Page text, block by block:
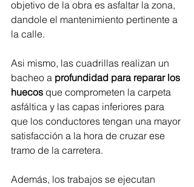
objetivo de la obra es asfaltar la zona,
dandole el mantenimiento pertinente a
la calle.
Asi mismo, las cuadrillas realizan un
bacheo a profundidad para reparar los
huecos que comprometen la carpeta
asfáltica y las capas inferiores para
que los conductores tengan una mayor
satisfacción a la hora de cruzar ese
tramo de la carretera.
Además, los trabajos se ejecutan